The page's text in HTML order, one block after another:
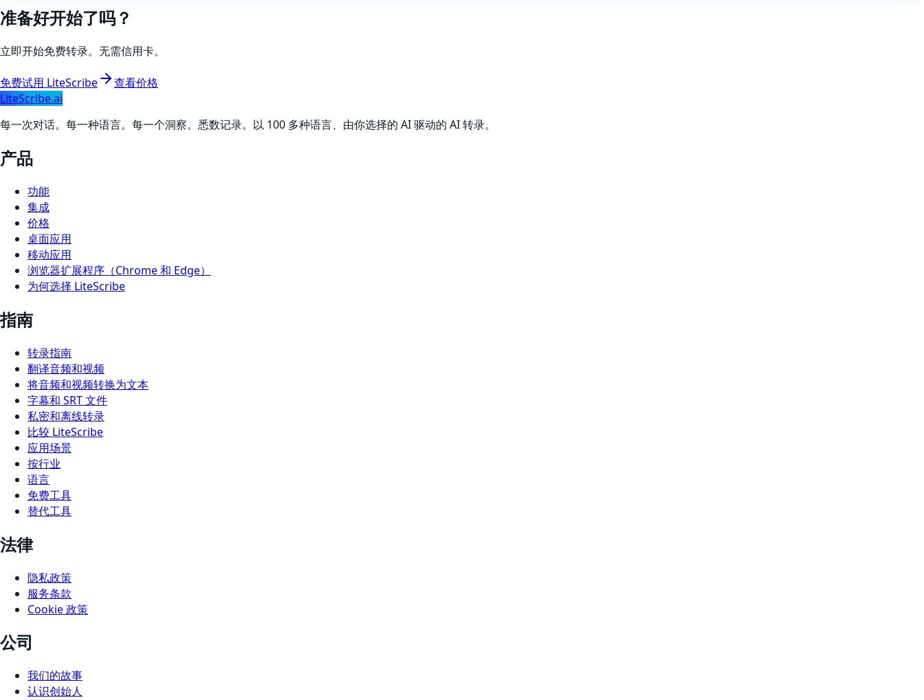
准备好开始了吗？
立即开始免费转录。无需信用卡。
免费试用 LiteScribe
查看价格
LiteScribe.ai
每一次对话。每一种语言。每一个洞察。悉数记录。以 100 多种语言、由你选择的 AI 驱动的 AI 转录。
产品
功能
集成
价格
桌面应用
移动应用
浏览器扩展程序（Chrome 和 Edge）
为何选择 LiteScribe
指南
转录指南
翻译音频和视频
将音频和视频转换为文本
字幕和 SRT 文件
私密和离线转录
比较 LiteScribe
应用场景
按行业
语言
免费工具
替代工具
法律
隐私政策
服务条款
Cookie 政策
公司
我们的故事
认识创始人